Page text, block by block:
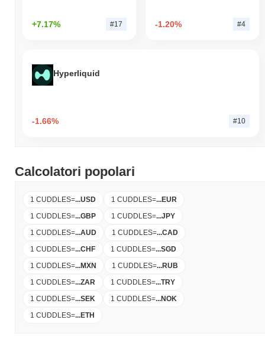
+7.17% #17 -1.20% #4
Hyperliquid
-1.66% #10
Calcolatori popolari
1 CUDDLES=...USD 1 CUDDLES=...EUR
1 CUDDLES=...GBP 1 CUDDLES=...JPY
1 CUDDLES=...AUD 1 CUDDLES=...CAD
1 CUDDLES=...CHF 1 CUDDLES=...SGD
1 CUDDLES=...MXN 1 CUDDLES=...RUB
1 CUDDLES=...ZAR 1 CUDDLES=...TRY
1 CUDDLES=...SEK 1 CUDDLES=...NOK
1 CUDDLES=...ETH